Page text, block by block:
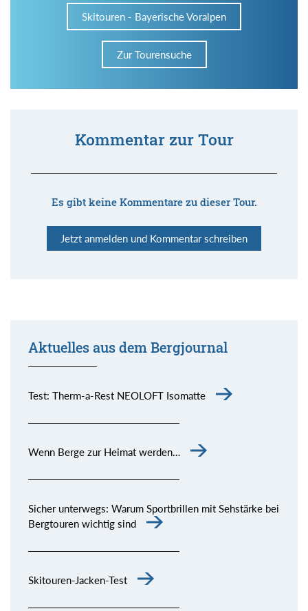
Skitouren - Bayerische Voralpen
Zur Tourensuche
Kommentar zur Tour
Es gibt keine Kommentare zu dieser Tour.
Jetzt anmelden und Kommentar schreiben
Aktuelles aus dem Bergjournal
Test: Therm-a-Rest NEOLOFT Isomatte
Wenn Berge zur Heimat werden…
Sicher unterwegs: Warum Sportbrillen mit Sehstärke bei
Bergtouren wichtig sind
Skitouren-Jacken-Test